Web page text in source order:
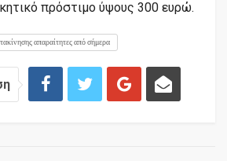
πρόστιμο ύψους 300 ευρώ.
απαραίτητες από σήμερα